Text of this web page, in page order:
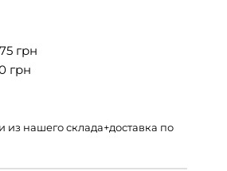
грн
грн
из нашего склада+доставка по